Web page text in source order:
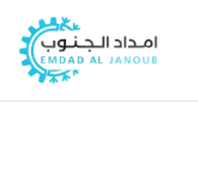
المحتوى